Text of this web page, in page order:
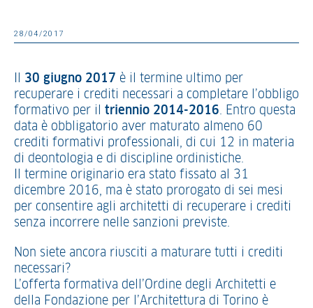
28/04/2017
30 giugno 2017 è il termine ultimo per
recuperare i crediti necessari a completare l’obbligo
formativo per il triennio 2014-2016. Entro questa
data è obbligatorio aver maturato almeno 60
crediti formativi professionali, di cui 12 in materia
di deontologia e di discipline ordinistiche.
Il termine originario era stato fissato al 31
dicembre 2016, ma è stato prorogato di sei mesi
per consentire agli architetti di recuperare i crediti
senza incorrere nelle sanzioni previste.
Non siete ancora riusciti a maturare tutti i crediti
necessari?
L’offerta formativa dell’Ordine degli Architetti e
della Fondazione per l’Architettura di Torino è